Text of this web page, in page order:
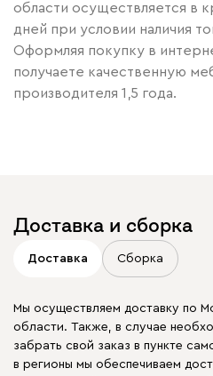
области осуществляется в
дней при условии наличия
Оформляя покупку в
получаете качественную
производителя 1,5 года.
Доставка и сборка
Доставка Сборка
Мы осуществляем доставку по
области. Также, в случае
забрать свой заказ в пункте
в регионы мы обеспечиваем